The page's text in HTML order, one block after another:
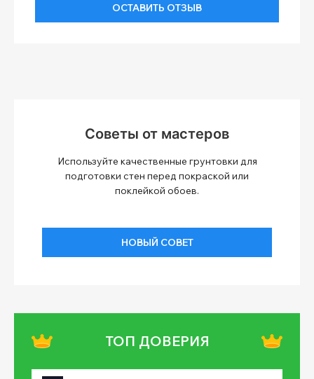
ОСТАВИТЬ ОТЗЫВ
Советы от мастеров
Используйте качественные грунтовки для
подготовки стен перед покраской или
поклейкой обоев.
НОВЫЙ СОВЕТ
ТОП ДОВЕРИЯ